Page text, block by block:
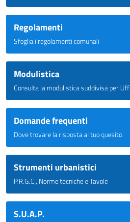
Regolamenti
Sfoglia i regolamenti comunali
Modulistica
Consulta la modulistica suddivisa per
Domande frequenti
Dove trovare la risposta al tuo quesito
Strumenti urbanistici
P.R.G.C., Norme tecniche e Tavole
S.U.A.P.